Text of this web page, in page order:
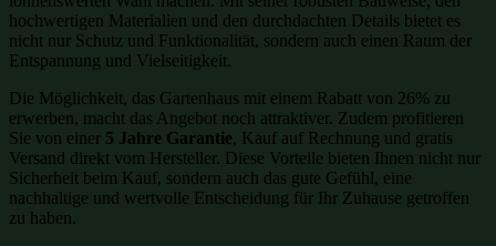
hochwertigen Materialien und den durchdachten Details bietet es
nicht nur Schutz und Funktionalität, sondern auch einen Raum der
Entspannung und Vielseitigkeit.
Die Möglichkeit, das Gartenhaus mit einem Rabatt von 26% zu
erwerben, macht das Angebot noch attraktiver. Zudem profitieren
Sie von einer 5 Jahre Garantie, Kauf auf Rechnung und gratis
Versand direkt vom Hersteller. Diese Vorteile bieten Ihnen nicht nur
Sicherheit beim Kauf, sondern auch das gute Gefühl, eine
nachhaltige und wertvolle Entscheidung für Ihr Zuhause getroffen
zu haben.